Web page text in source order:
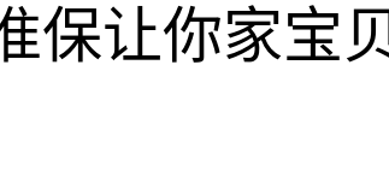
保让你家宝